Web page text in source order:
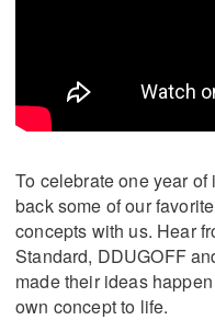
To celebrate one year
back some of our
concepts with us. Hear
Standard, DDUGOFF
made their ideas
own concept to life.